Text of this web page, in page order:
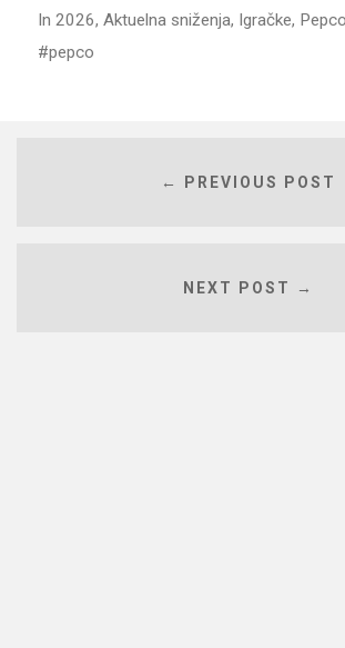
In 2026, Aktuelna sniženja, Igračke, Pepco
pepco
← PREVIOUS POST
NEXT POST →